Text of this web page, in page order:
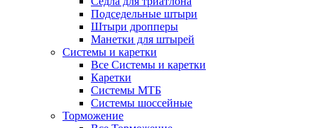
Подседельные штыри
Штыри дропперы
Манетки для штырей
Системы и каретки
Все Системы и каретки
Каретки
Системы МТБ
Системы шоссейные
Торможение